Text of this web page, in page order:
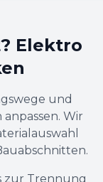
Elektro
und
Wir
zur Trennung